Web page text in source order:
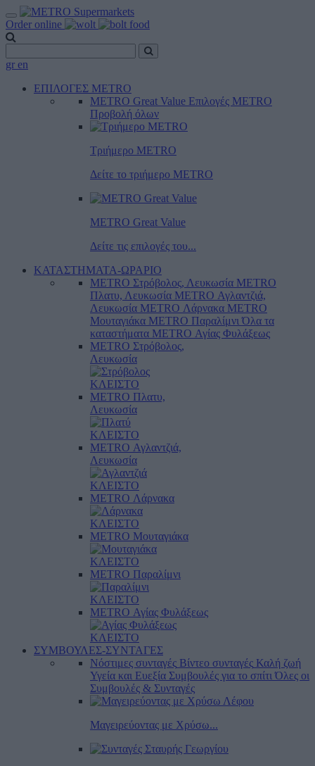
Order online
gr en
ΕΠΙΛΟΓΕΣ METRO
METRO Great Value Επιλογές METRO
Προβολή όλων
Τριήμερο METRO
Δείτε το τριήμερο ΜΕTRO
METRO Great Value
Δείτε τις επιλογές του...
ΚΑΤΑΣΤΗΜΑΤΑ-ΩΡΑΡΙΟ
METRO Στρόβολος, Λευκωσία METRO
Πλατυ, Λευκωσία METRO Αγλαντζιά,
Λευκωσία METRO Λάρνακα METRO
Μουταγιάκα METRO Παραλίμνι Όλα τα
καταστήματα METRO Αγίας Φυλάξεως
METRO Στρόβολος,
Λευκωσία
ΚΛΕΙΣΤΟ
METRO Πλατυ,
Λευκωσία
ΚΛΕΙΣΤΟ
METRO Αγλαντζιά,
Λευκωσία
ΚΛΕΙΣΤΟ
METRO Λάρνακα
ΚΛΕΙΣΤΟ
METRO Μουταγιάκα
ΚΛΕΙΣΤΟ
METRO Παραλίμνι
ΚΛΕΙΣΤΟ
METRO Αγίας Φυλάξεως
ΚΛΕΙΣΤΟ
ΣΥΜΒΟΥΛΕΣ-ΣΥΝΤΑΓΕΣ
Νόστιμες συνταγές Βίντεο συνταγές Καλή ζωή
Υγεία και Ευεξία Συμβουλές για το σπίτι Όλες οι
Συμβουλές & Συνταγές
Μαγειρεύοντας με Χρύσω...